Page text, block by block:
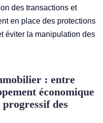
des transactions et
en place des protections
éviter la manipulation des
: entre
économique
des